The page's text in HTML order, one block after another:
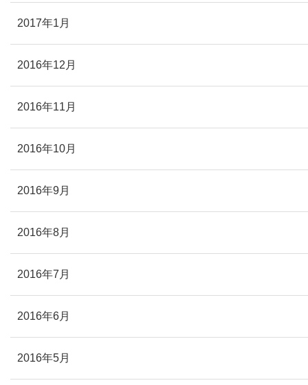
2017年1月
2016年12月
2016年11月
2016年10月
2016年9月
2016年8月
2016年7月
2016年6月
2016年5月